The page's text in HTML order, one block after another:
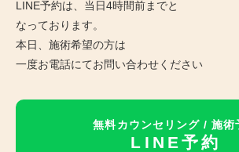
LINE予約は、当日4時間前までと
なっております。
本日、施術希望の方は
一度お電話にてお問い合わせください
無料カウンセリング / 施術
LINE予約